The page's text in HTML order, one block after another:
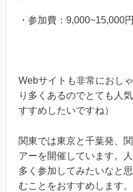
・参加費：9,000~15,000
Webサイトも非常におし
り多くあるのでとても人
すすめしたいですね）
関東では東京と千葉発、
アーを開催しています。
多く参加してみたいなと
むことをおすすめします。